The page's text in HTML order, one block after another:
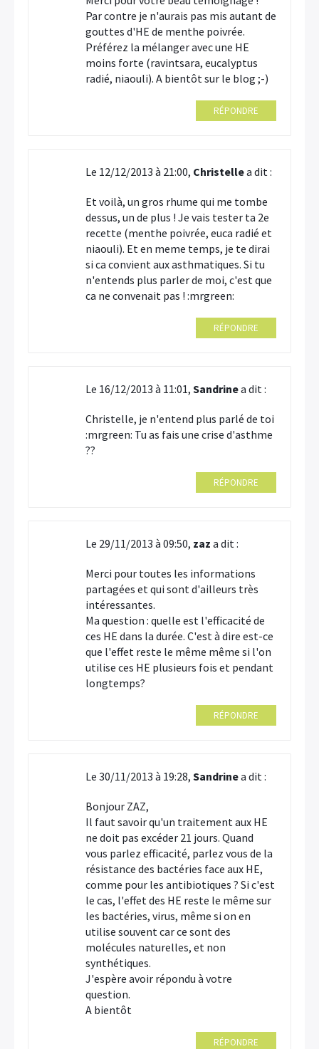
Par contre je n'aurais pas mis autant de
gouttes d'HE de menthe poivrée.
Préférez la mélanger avec une HE
moins forte (ravintsara, eucalyptus
radié, niaouli). A bientôt sur le blog ;-)
RÉPONDRE
Le 12/12/2013 à 21:00, Christellea dit :
Et voilà, un gros rhume qui me tombe
dessus, un de plus ! Je vais tester ta 2e
recette (menthe poivrée, euca radié et
niaouli). Et en meme temps, je te dirai
si ca convient aux asthmatiques. Si tu
n'entends plus parler de moi, c'est que
ca ne convenait pas ! :mrgreen:
RÉPONDRE
Le 16/12/2013 à 11:01, Sandrinea dit :
Christelle, je n'entend plus parlé de toi
:mrgreen: Tu as fais une crise d'asthme
??
RÉPONDRE
Le 29/11/2013 à 09:50, zaz a dit :
Merci pour toutes les informations
partagées et qui sont d'ailleurs très
intéressantes.
Ma question : quelle est l'efficacité de
ces HE dans la durée. C'est à dire est-ce
que l'effet reste le même même si l'on
utilise ces HE plusieurs fois et pendant
longtemps?
RÉPONDRE
Le 30/11/2013 à 19:28, Sandrinea dit :
Bonjour ZAZ,
Il faut savoir qu'un traitement aux HE
ne doit pas excéder 21 jours. Quand
vous parlez efficacité, parlez vous de la
résistance des bactéries face aux HE,
comme pour les antibiotiques ? Si c'est
le cas, l'effet des HE reste le même sur
les bactéries, virus, même si on en
utilise souvent car ce sont des
molécules naturelles, et non
synthétiques.
J'espère avoir répondu à votre
question.
A bientôt
RÉPONDRE